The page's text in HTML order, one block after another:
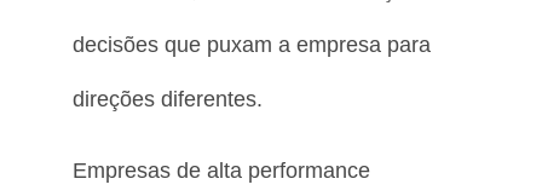
decisões que puxam a empresa para
direções diferentes.
Empresas de alta performance